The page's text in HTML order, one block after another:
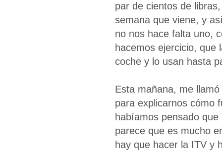
par de cientos de
semana que viene, y
no nos hace falta uno,
hacemos ejercicio, que
coche y lo usan hasta
Esta mañana, me
para explicarnos cómo
habíamos pensado
parece que es mucho
hay que hacer la ITV y